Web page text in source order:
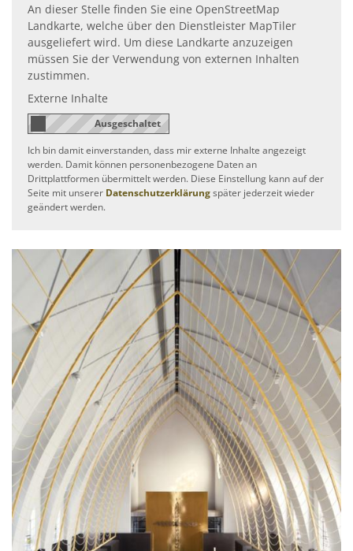
An dieser Stelle finden Sie eine OpenStreetMap
Landkarte, welche über den Dienstleister MapTiler
ausgeliefert wird. Um diese Landkarte anzuzeigen
müssen Sie der Verwendung von externen Inhalten
zustimmen.
Externe Inhalte
Ich bin damit einverstanden, dass mir externe Inhalte angezeigt
werden. Damit können personenbezogene Daten an
Drittplattformen übermittelt werden. Diese Einstellung kann auf der
Seite mit unserer Datenschutzerklärungspäter jederzeit wieder
geändert werden.